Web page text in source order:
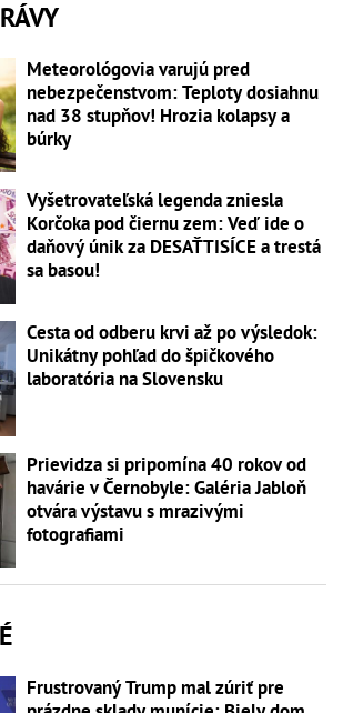
Meteorológovia varujú pred
nebezpečenstvom: Teploty dosiahnu
nad 38 stupňov! Hrozia kolapsy a
búrky
Vyšetrovateľská legenda zniesla
Korčoka pod čiernu zem: Veď ide o
daňový únik za DESAŤTISÍCE a trestá
sa basou!
Cesta od odberu krvi až po výsledok:
Unikátny pohľad do špičkového
laboratória na Slovensku
Prievidza si pripomína 40 rokov od
havárie v Černobyle: Galéria Jabloň
otvára výstavu s mrazivými
fotografiami
Frustrovaný Trump mal zúriť pre